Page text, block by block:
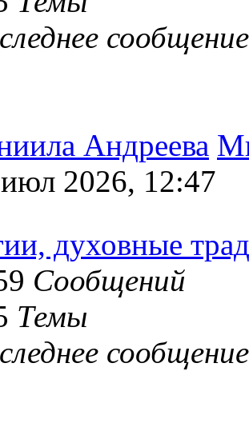
сообщение
Андреева
2026, 12:47
духовные
Сообщений
Темы
сообщение